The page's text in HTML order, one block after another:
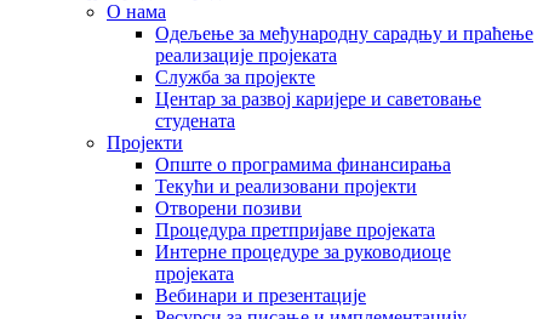
О нама
Одељење за међународну сарадњу и праћење
реализације пројеката
Служба за пројекте
Центар за развој каријере и саветовање
студената
Пројекти
Опште о програмима финансирања
Текући и реализовани пројекти
Отворени позиви
Процедура претпријаве пројеката
Интерне процедуре за руководиоце
пројеката
Вебинари и презентације